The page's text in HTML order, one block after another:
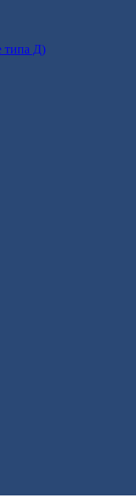
типа Д)